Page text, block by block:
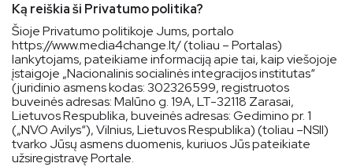
Ką reiškia ši Privatumo politika?
Šioje Privatumo politikoje Jums, portalo
https://www.media4change.lt/ (toliau – Portalas)
lankytojams, pateikiame informaciją apie tai, kaip viešojoje
įstaigoje „Nacionalinis socialinės integracijos institutas“
(juridinio asmens kodas: 302326599, registruotos
buveinės adresas: Malūno g. 19A, LT-32118 Zarasai,
Lietuvos Respublika, buveinės adresas: Gedimino pr. 1
(„NVO Avilys“), Vilnius, Lietuvos Respublika) (toliau –NSII)
tvarko Jūsų asmens duomenis, kuriuos Jūs pateikiate
užsiregistravę Portale.